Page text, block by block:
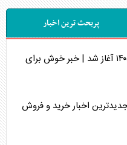
پربحث ترین اخبار
واریز مابه‌التفاوت حقوق فروردین ۱۴۰۵ آغاز شد | خبر خوش برای
جدیدترین اخبار خرید و فروش